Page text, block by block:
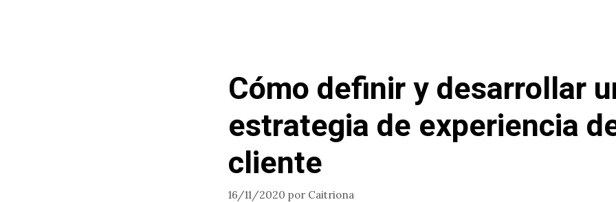
Cómo definir y desarrollar
estrategia de experiencia
cliente
16/11/2020 por Caitriona